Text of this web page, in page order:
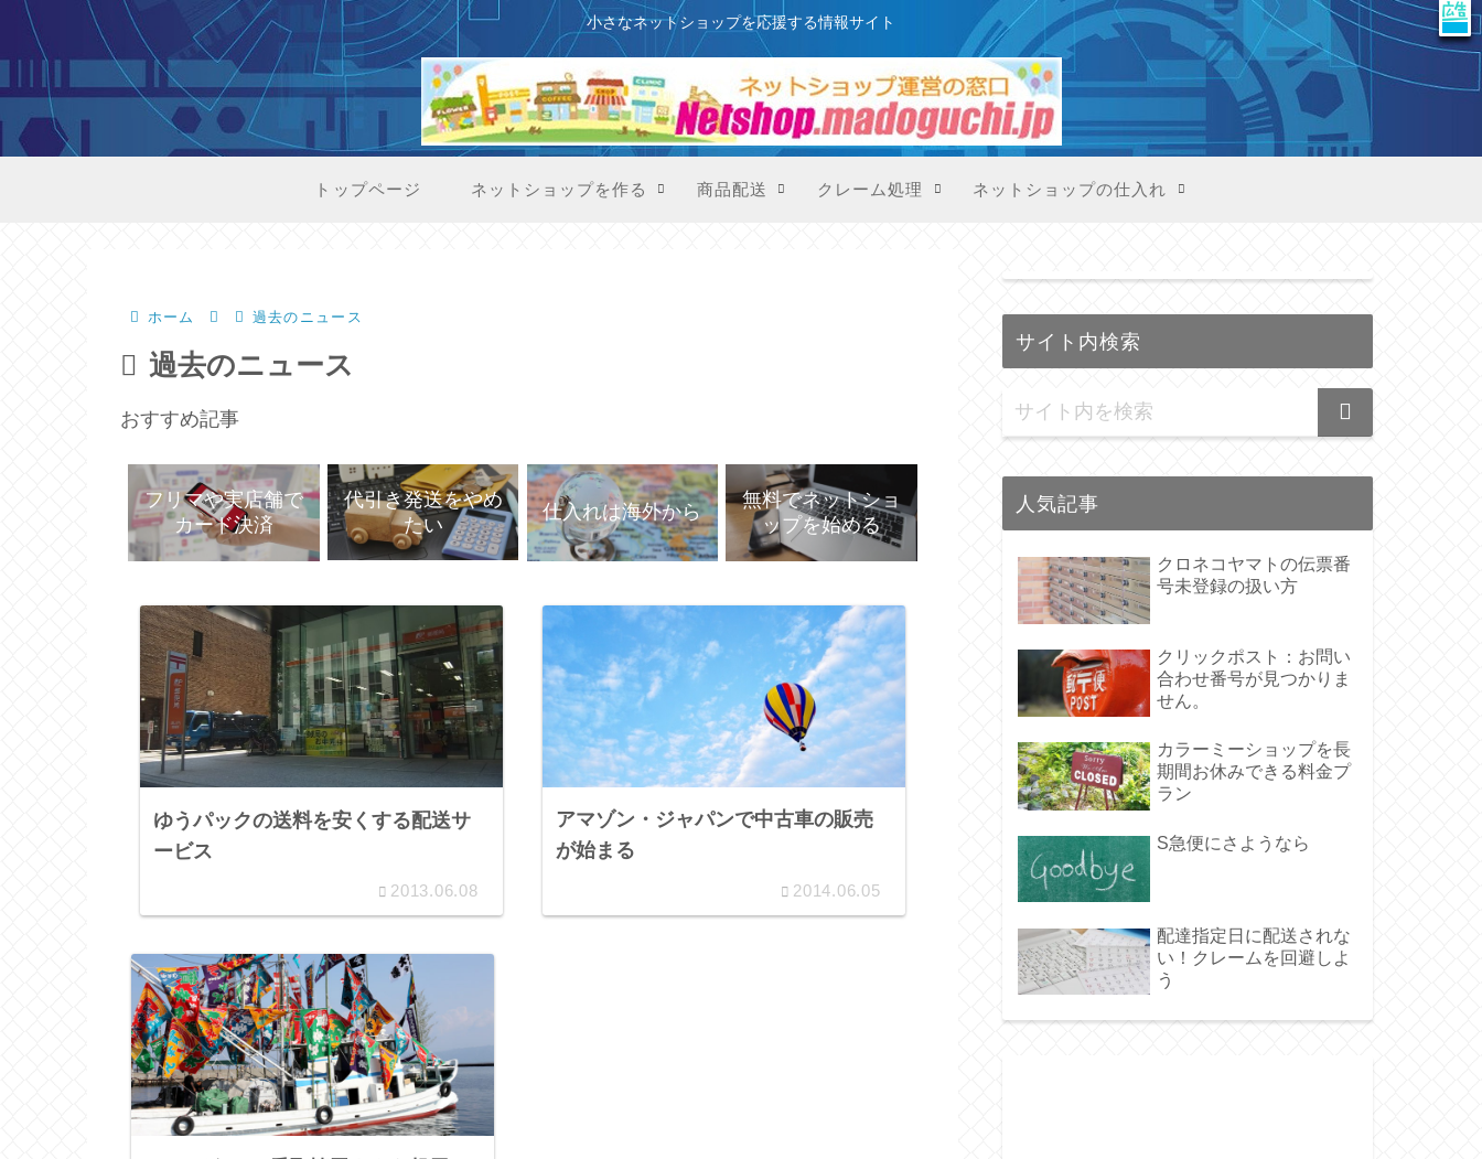
X
このサイトはプロモーションを含みます
小さなネットショップを応援する情報サイト
トップページ ネットショップを作る 商品配送 クレーム処理 ネットショップの仕入れ
ホーム 過去のニュース
過去のニュース
おすすめ記事
フリマや実店舗で
カード決済
代引き発送をやめ
たい
仕入れは海外から
無料でネットショ
ップを始める
ゆうパックの送料を安くする配送サ
ービス
2013.06.08
アマゾン・ジャパンで中古車の販売
が始まる
2014.06.05
サイト内検索
人気記事
クロネコヤマトの伝票番
号未登録の扱い方
クリックポスト：お問い
合わせ番号が見つかりま
せん。
カラーミーショップを長
期間お休みできる料金プ
ラン
S急便にさようなら
配達指定日に配送されな
い！クレームを回避しよ
う